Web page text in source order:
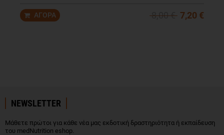
8,00 € 7,20 €
NEWSLETTER
Μάθετε πρώτοι για κάθε νέα μας εκδοτική δραστηριότητα ή εκπαίδευση
του medNutrition eshop.